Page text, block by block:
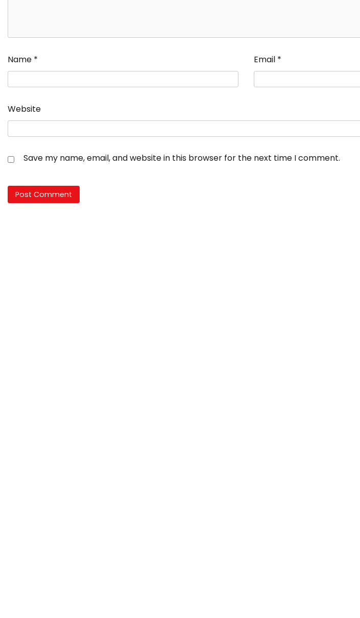
Name * Email *
Website
Save my name, email, and website in this browser for the next time I comment.